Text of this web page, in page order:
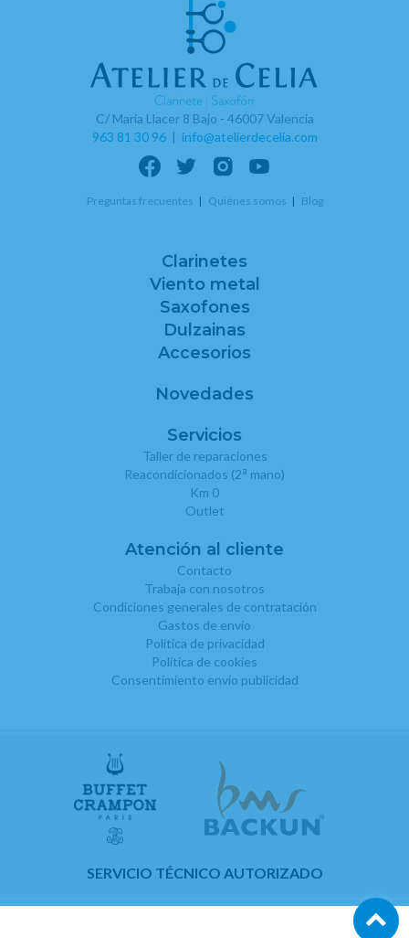
C/ Maria Llacer 8 Bajo - 46007 Valencia
963 81 30 96| info@atelierdecelia.com
Preguntas frecuentes Quiénes somos Blog
Clarinetes
Viento metal
Saxofones
Dulzainas
Accesorios
Novedades
Servicios
Taller de reparaciones
Reacondicionados (2a mano)
Km 0
Outlet
Atención al cliente
Contacto
Trabaja con nosotros
Condiciones generales de contratación
Gastos de envío
Política de privacidad
Política de cookies
Consentimiento envío publicidad
SERVICIO TÉCNICO AUTORIZADO